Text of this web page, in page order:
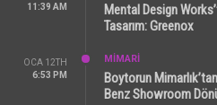
11:39 AM
Mental Design
Tasarım: Greenox
OCA 12TH
6:53 PM
MİMARİ
Boytorun
Benz Showroom